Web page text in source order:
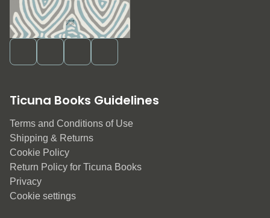
Ticuna Books Guidelines
Terms and Conditions of Use
Shipping & Returns
Cookie Policy
Return Policy for Ticuna Books
Privacy
Cookie settings